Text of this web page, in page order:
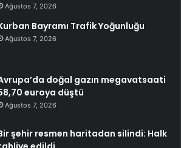
Ağustos 7, 2026
Bayramı Trafik Yoğunluğu
Ağustos 7, 2026
doğal gazın megavatsaati
euroya düştü
Ağustos 7, 2026
şehir resmen haritadan silindi: Halk